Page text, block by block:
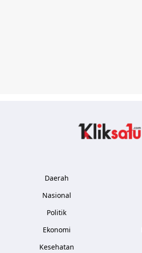
Daerah
Nasional
Politik
Ekonomi
Kesehatan